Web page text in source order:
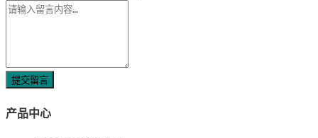
提交留言
产品中心